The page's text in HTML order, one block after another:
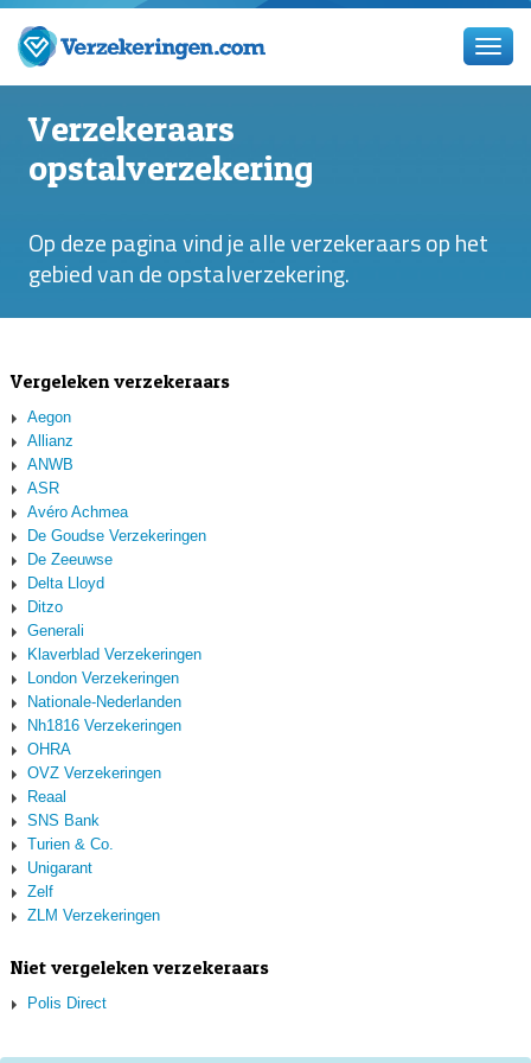
Verzekeraars
opstalverzekering
Op deze pagina vind je alle verzekeraars op het
gebied van de opstalverzekering.
Vergeleken verzekeraars
Aegon
Allianz
ANWB
ASR
Avéro Achmea
De Goudse Verzekeringen
De Zeeuwse
Delta Lloyd
Ditzo
Generali
Klaverblad Verzekeringen
London Verzekeringen
Nationale-Nederlanden
Nh1816 Verzekeringen
OHRA
OVZ Verzekeringen
Reaal
SNS Bank
Turien & Co.
Unigarant
Zelf
ZLM Verzekeringen
Niet vergeleken verzekeraars
Polis Direct